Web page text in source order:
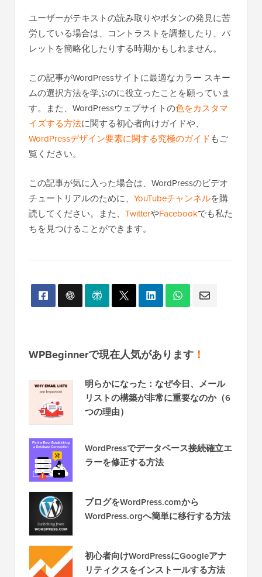
ユーザーがテキストの読み取りやボタンの発見に苦
労している場合は、コントラストを調整したり、パ
レットを簡略化したりする時期かもしれません。
この記事がWordPressサイトに最適なカラー スキー
ムの選択方法を学ぶのに役立ったことを願っていま
す。また、WordPressウェブサイトの色をカスタマ
イズする方法に関する初心者向けガイドや、
WordPressデザイン要素に関する究極のガイド もご
覧ください。
この記事が気に入った場合は、WordPressのビデオ
チュートリアルのために、 YouTubeチャンネルを購
読してください。また、 TwitterやFacebookでも私た
ちを見つけることができます。
WPBeginnerで現在人気があります ！
明らかになった：なぜ今日、メール
リストの構築が非常に重要なのか（6
つの理由）
WordPressでデータベース接続確立エ
ラーを修正する方法
ブログをWordPress.comから
WordPress.orgへ簡単に移行する方法
初心者向けWordPressにGoogleアナ
リティクスをインストールする方法